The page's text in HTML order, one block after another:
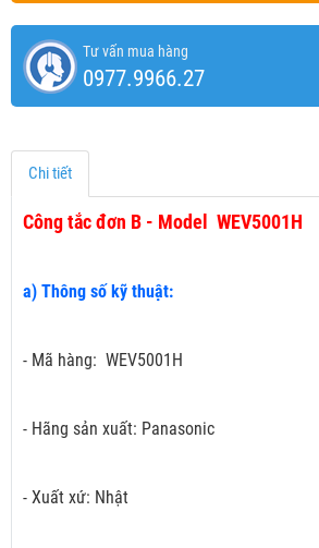
Tư vấn mua hàng
0977.9966.27
Chi tiết
Công tắc đơn B - Model WEV5001H
a) Thông số kỹ thuật:
- Mã hàng: WEV5001H
- Hãng sản xuất: Panasonic
- Xuất xứ: Nhật